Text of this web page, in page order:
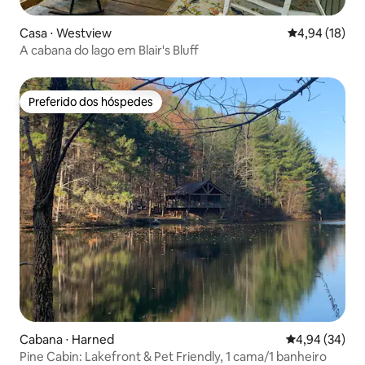
Casa ⋅ Westview 4,94 de uma
4,94 (18)
A cabana do lago em Blair's Bluff
Preferido dos hóspedes
Preferido dos hóspedes
Cabana ⋅ Harned 4,94 de uma
4,94 (34)
Pine Cabin: Lakefront & Pet Friendly, 1 cama/1 banheiro